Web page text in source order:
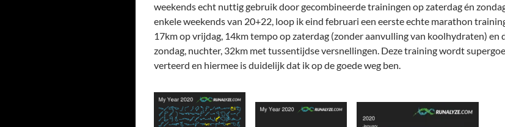
weekends echt nuttig gebruik door gecombineerde trainingen op zaterdag én
enkele weekends van 20+22, loop ik eind februari een eerste echte marathon
17km op vrijdag, 14km tempo op zaterdag (zonder aanvulling van koolhydraten) en
zondag, nuchter, 32km met tussentijdse versnellingen. Deze training wordt
verteerd en hiermee is duidelijk dat ik op de goede weg ben.